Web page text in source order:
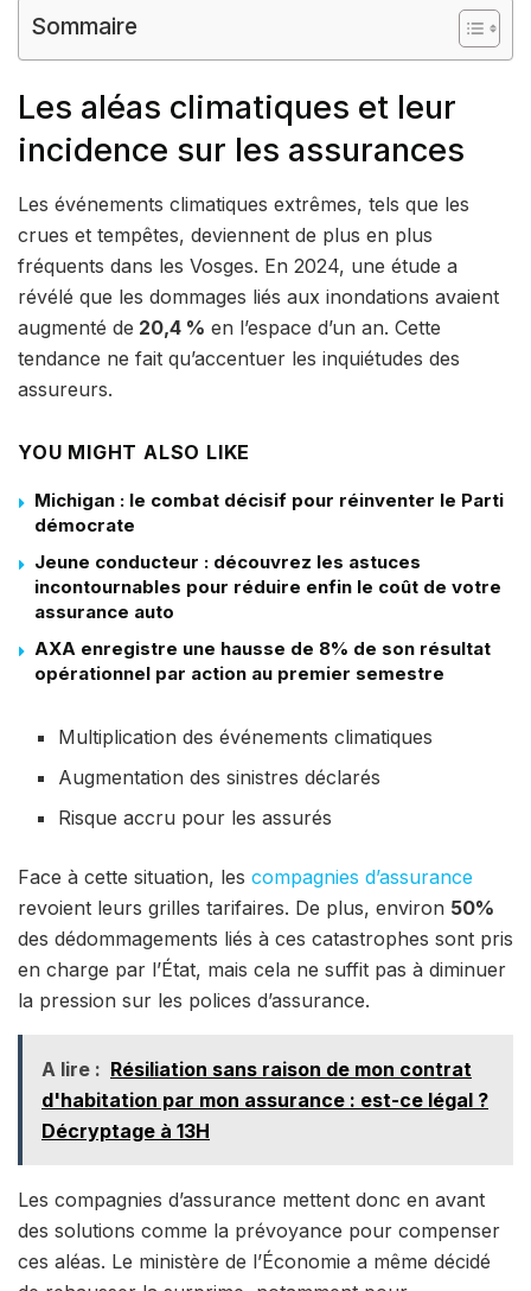
Sommaire
Les aléas climatiques et leur
incidence sur les assurances
Les événements climatiques extrêmes, tels que les
crues et tempêtes, deviennent de plus en plus
fréquents dans les Vosges. En 2024, une étude a
révélé que les dommages liés aux inondations avaient
augmenté de 20,4 % en l’espace d’un an. Cette
tendance ne fait qu’accentuer les inquiétudes des
assureurs.
YOU MIGHT ALSO LIKE
Michigan : le combat décisif pour réinventer le Parti
démocrate
Jeune conducteur : découvrez les astuces
incontournables pour réduire enfin le coût de votre
assurance auto
AXA enregistre une hausse de 8% de son résultat
opérationnel par action au premier semestre
Multiplication des événements climatiques
Augmentation des sinistres déclarés
Risque accru pour les assurés
Face à cette situation, les compagnies d’assurance
revoient leurs grilles tarifaires. De plus, environ 50%
des dédommagements liés à ces catastrophes sont pris
en charge par l’État, mais cela ne suffit pas à diminuer
la pression sur les polices d’assurance.
A lire : Résiliation sans raison de mon contrat
d'habitation par mon assurance : est-ce légal ?
Décryptage à 13H
Les compagnies d’assurance mettent donc en avant
des solutions comme la prévoyance pour compenser
ces aléas. Le ministère de l’Économie a même décidé